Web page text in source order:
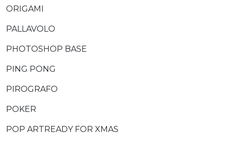
ORIGAMI
PALLAVOLO
PHOTOSHOP BASE
PING PONG
PIROGRAFO
POKER
POP ARTREADY FOR XMAS